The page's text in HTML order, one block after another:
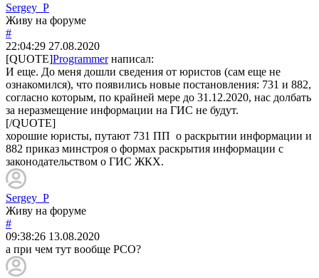
Sergey_P
Живу на форуме
#
22:04:29 27.08.2020
[QUOTE]Programmerнаписал:
И еще. До меня дошли сведения от юристов (сам еще не
ознакомился), что появились новые постановления: 731 и 882,
согласно которым, по крайней мере до 31.12.2020, нас долбать
за неразмещение информации на ГИС не будут.
[/QUOTE]
хорошие юристы, путают 731 ПП о раскрытии информации и
882 приказ минстроя о формах раскрытия информации с
законодательством о ГИС ЖКХ.
Sergey_P
Живу на форуме
#
09:38:26 13.08.2020
а при чем тут вообще РСО?